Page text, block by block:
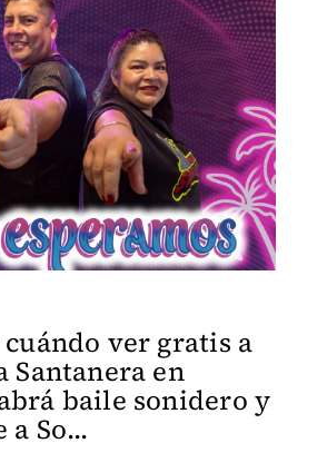
cuándo ver gratis a
Santanera en
baile sonidero y
So...